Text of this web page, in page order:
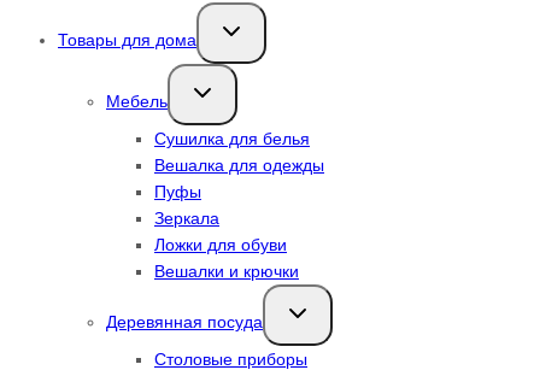
Товары для дома
Переключить
дочернее
Мебель
Переключить
дочернее
Сушилка для белья
Вешалка для одежды
Пуфы
Зеркала
Ложки для обуви
Вешалки и крючки
Деревянная посуда
Переключить
дочернее
Столовые приборы